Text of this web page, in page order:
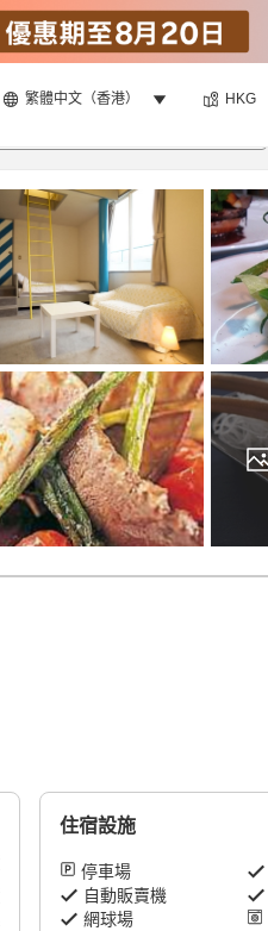
繁體中文（香港） HKG
住宿設施
停車場
自動販賣機
網球場